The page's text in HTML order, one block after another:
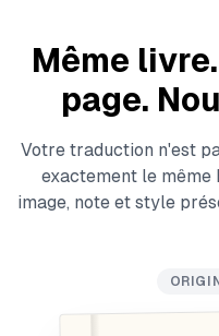
Même
page.
Votre traduction n'est
exactement le même
image, note et style